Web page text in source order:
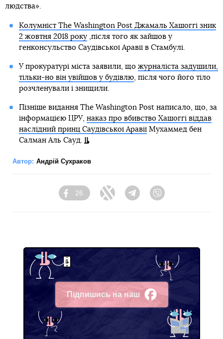
людства».
Колумніст The Washington Post Джамаль Хашоггі зник
2 жовтня 2018 року,після того як зайшов у
генконсульство Саудівської Аравії в Стамбулі.
У прокуратурі міста заявили, що журналіста задушили,
тільки-но він увійшов у будівлю, після чого його тіло
розчленували і знищили.
Пізніше видання The Washington Post написало, що, за
інформацією ЦРУ, наказ про вбивство Хашоггі віддав
наслідний принц Саудівської АравіїМухаммед бен
Салман Аль Сауд.
Автор: Андрій Сухраков
Facebook
26
Twitter Telegram
Підпишись на наш
Facebook